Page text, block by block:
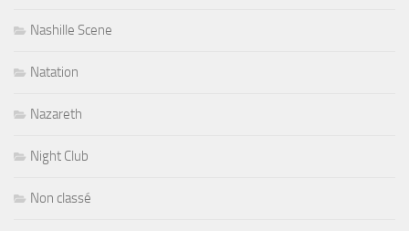
Nashille Scene
Natation
Nazareth
Night Club
Non classé